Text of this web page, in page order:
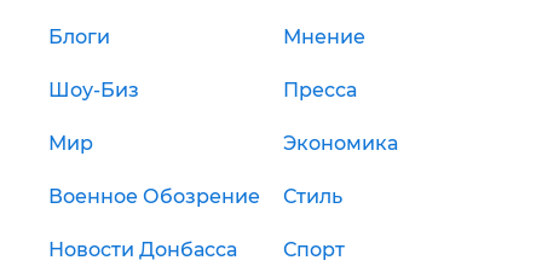
Блоги Мнение
Шоу-Биз Пресса
Мир Экономика
Военное Обозрение Стиль
Новости Донбасса Спорт